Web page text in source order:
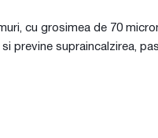
cu grosimea de 70
previne supraincalzirea,